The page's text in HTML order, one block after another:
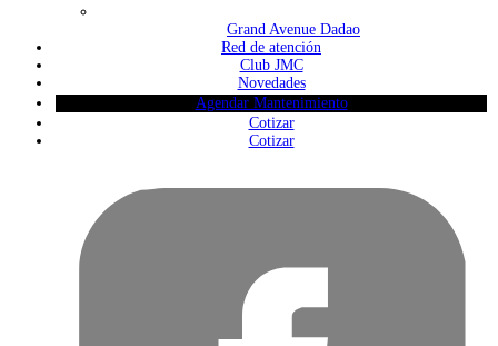
Grand Avenue Dadao
Red de atención
Club JMC
Novedades
Agendar Mantenimiento
Cotizar
Cotizar